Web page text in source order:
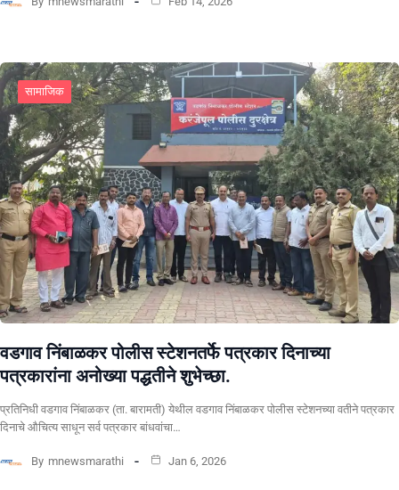
सामाजिक
वडगाव निंबाळकर पोलीस स्टेशनतर्फे पत्रकार दिनाच्या
पत्रकारांना अनोख्या पद्धतीने शुभेच्छा.
प्रतिनिधी वडगाव निंबाळकर (ता. बारामती) येथील वडगाव निंबाळकर पोलीस स्टेशनच्या वतीने पत्रकार
दिनाचे औचित्य साधून सर्व पत्रकार बांधवांचा…
By mnewsmarathi Jan 6, 2026